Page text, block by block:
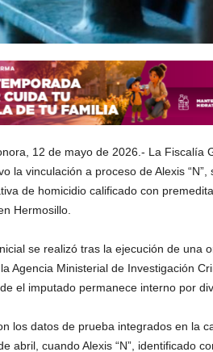
12 de mayo de 2026.- La Fiscalía
la vinculación a proceso de Alexis
de homicidio calificado con
Hermosillo.
se realizó tras la ejecución de una
Agencia Ministerial de Investigación
el imputado permanece interno por
los datos de prueba integrados en la
abril, cuando Alexis “N”, identificado